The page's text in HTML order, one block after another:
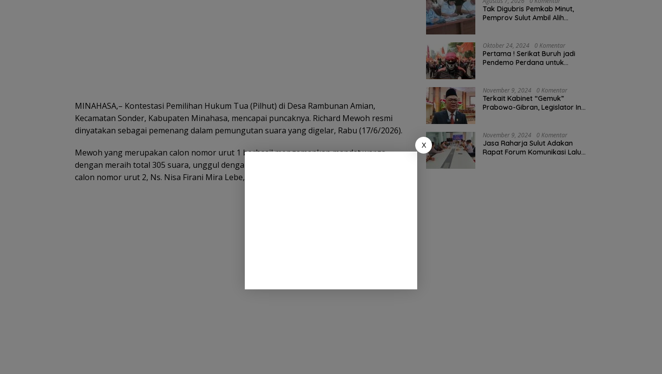
MINAHASA,– Kontestasi Pemilihan Hukum Tua (Pilhut) di Desa Rambunan Amian,
Kecamatan Sonder, Kabupaten Minahasa, mencapai puncaknya. Richard Mewoh resmi
dinyatakan sebagai pemenang dalam pemungutan suara yang digelar, Rabu (17/6/2026).
Mewoh yang merupakan calon nomor urut 1 berhasil mengamankan mandat warga
dengan meraih total 305 suara, unggul dengan selisih lebih dari 50 suara atas rivalnya
calon nomor urut 2, Ns. Nisa Firani Mira Lebe, S.Kep., M.Kes., yang memperoleh 257 suara.
Tak Digubris Pemkab Minut,
Pemprov Sulut Ambil Alih
Oktober 24, 2024 0 Komentar
Pertama ! Serikat Buruh jadi
Pendemo Perdana untuk
November 9, 2024 0 Komentar
Terkait Kabinet “Gemuk”
Prabowo-Gibran, Legislator Ini
November 9, 2024 0 Komentar
Jasa Raharja Sulut Adakan
Rapat Forum Komunikasi Lalu
X